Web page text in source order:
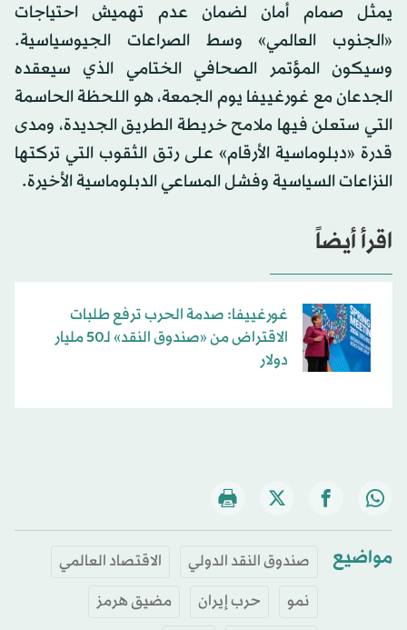
يمثل صمام أمان لضمان عدم تهميش احتياجات
«الجنوب العالمي» وسط الصراعات الجيوسياسية.
وسيكون المؤتمر الصحافي الختامي الذي سيعقده
الجدعان مع غورغييفا يوم الجمعة، هو اللحظة الحاسمة
التي ستعلن فيها ملامح خريطة الطريق الجديدة، ومدى
قدرة «دبلوماسية الأرقام» على رتق الثقوب التي تركتها
النزاعات السياسية وفشل المساعي الدبلوماسية الأخيرة.
اقرأ أيضاً
غورغييفا: صدمة الحرب ترفع طلبات
الاقتراض من «صندوق النقد» لـ50 مليار
دولار
مواضيع صندوق النقد الدولي
الاقتصاد العالمي
نمو
حرب إيران
مضيق هرمز